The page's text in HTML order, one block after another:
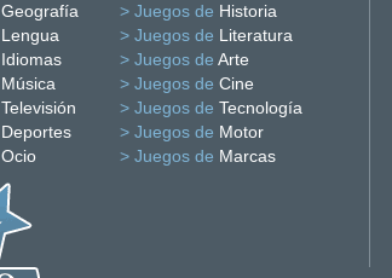
Geografía > Juegos de Historia
Lengua > Juegos de Literatura
Idiomas > Juegos de Arte
Música > Juegos de Cine
Televisión > Juegos de Tecnología
Deportes > Juegos de Motor
Ocio > Juegos de Marcas